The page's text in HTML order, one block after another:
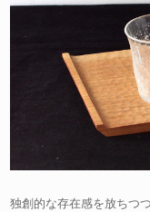
独創的な存在感を放ちつ